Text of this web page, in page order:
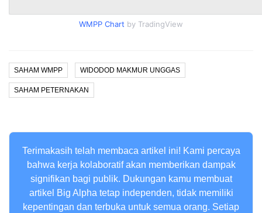
WMPP Chart by TradingView
SAHAM WMPP WIDODOD MAKMUR UNGGAS
SAHAM PETERNAKAN
Terimakasih telah membaca artikel ini! Kami percaya
bahwa kerja kolaboratif akan memberikan dampak
signifikan bagi publik. Dukungan kamu membuat
artikel Big Alpha tetap independen, tidak memiliki
kepentingan dan terbuka untuk semua orang. Setiap